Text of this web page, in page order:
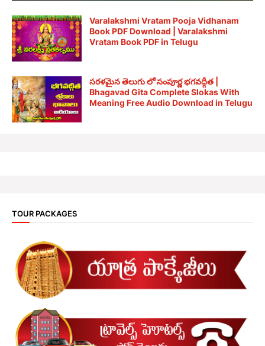
Varalakshmi Vratam Pooja Vidhanam
Book PDF Download | Varalakshmi
Vratam Book PDF in Telugu
సరళమైన తెలుగు లో సంపూర్ణ భగవద్గీత |
Bhagavad Gita Complete Slokas With
Meaning Free Audio Download in Telugu
TOUR PACKAGES